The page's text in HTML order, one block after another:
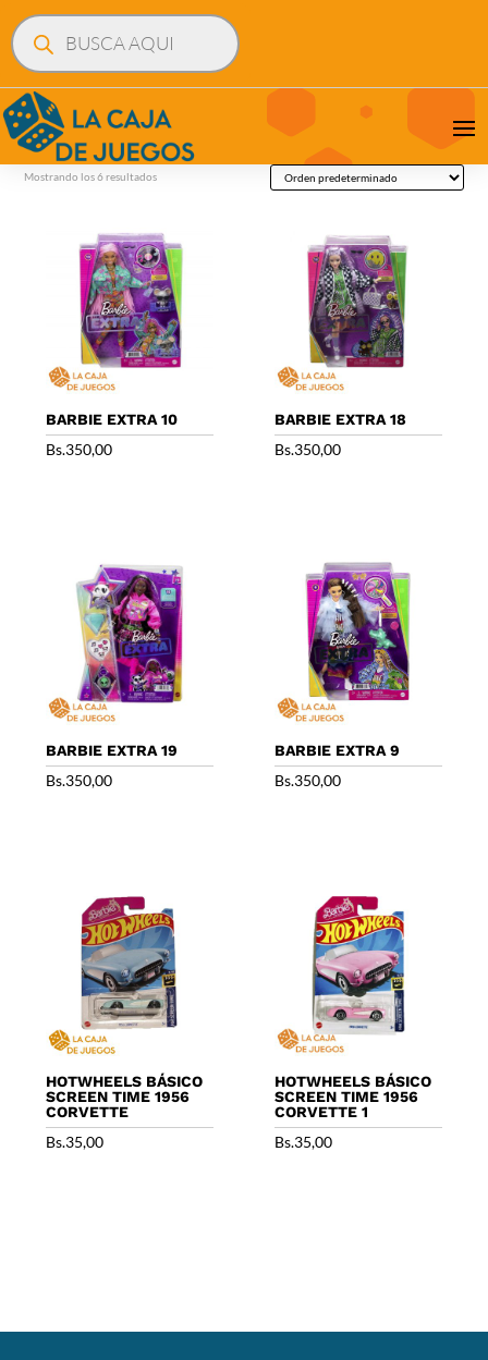
Búsqueda
de
productos
Mostrando los 6 resultados
BARBIE EXTRA 10
Bs.350,00
BARBIE EXTRA 18
Bs.350,00
BARBIE EXTRA 19
Bs.350,00
BARBIE EXTRA 9
Bs.350,00
HOTWHEELS BÁSICO
SCREEN TIME 1956
CORVETTE
Bs.35,00
HOTWHEELS BÁSICO
SCREEN TIME 1956
CORVETTE 1
Bs.35,00